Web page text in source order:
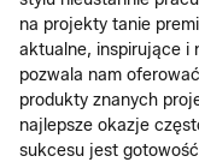
na projekty tanie
aktualne, inspirujące i
pozwala nam
produkty znanych
najlepsze okazje
sukcesu jest